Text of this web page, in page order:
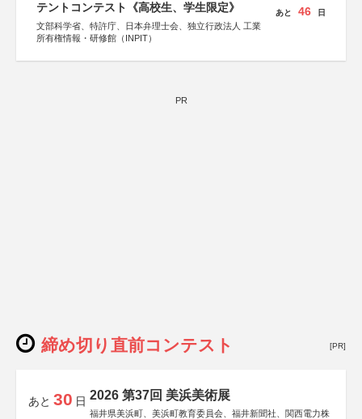
テントコンテスト《高校生、学生限定》
文部科学省、特許庁、日本弁理士会、独立行政法人 工業
所有権情報・研修館（INPIT）
あと 46 日
PR
締め切り直前コンテスト [PR]
あと 30 日 2026 第37回 美浜美術展
福井県美浜町、美浜町教育委員会、福井新聞社、関西電力株